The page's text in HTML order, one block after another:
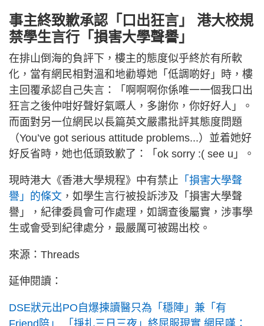
事主終致歉承認「口出狂言」 港大校規
禁學生言行「損害大學聲譽」
在排山倒海的負評下，樓主的態度似乎終於有所軟
化，當有網民相對溫和地勸導她「低調啲好」時，樓
主回覆承認自己失言：「啊啊啊你係唯一一個我口出
狂言之後仲咁好聲好氣嘅人，多謝你，你好好人」。
而面對另一位網民以長篇英文嚴肅批評其態度問題
（You’ve got serious attitude problems...）並着她好
好反省時，她也低頭致歉了：「ok sorry :( see u」。
現時港大《香港大學規程》中有禁止 「損害大學聲
譽」的條文 ，如學生言行被投訴涉及「損害大學聲
譽」，紀律委員會可作處理，如調查後屬實，涉事學
生或會受到紀律處分，最嚴厲可被踢出校。
來源：Threads
延伸閱讀：
DSE狀元出PO自爆揀讀醫只為「穩陣」兼「有
Friend陪」 「掙扎三日三夜」終屈服現實 網民嘆：